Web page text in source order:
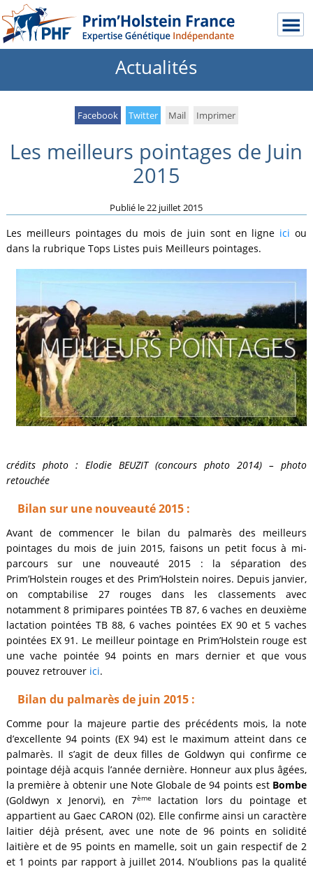
Actualités
Facebook Twitter Mail Imprimer
Les meilleurs pointages de Juin
2015
Publié le22 juillet 2015
Les meilleurs pointages du mois de juin sont en ligne ici ou
dans la rubrique Tops Listes puis Meilleurs pointages.
crédits photo : Elodie BEUZIT (concours photo 2014) – photo
retouchée
Bilan sur une nouveauté 2015 :
Avant de commencer le bilan du palmarès des meilleurs
pointages du mois de juin 2015, faisons un petit focus à mi-
parcours sur une nouveauté 2015 : la séparation des
Prim’Holstein rouges et des Prim’Holstein noires. Depuis janvier,
on comptabilise 27 rouges dans les classements avec
notamment 8 primipares pointées TB 87, 6 vaches en deuxième
lactation pointées TB 88, 6 vaches pointées EX 90 et 5 vaches
pointées EX 91. Le meilleur pointage en Prim’Holstein rouge est
une vache pointée 94 points en mars dernier et que vous
pouvez retrouver ici.
Bilan du palmarès de juin 2015 :
Comme pour la majeure partie des précédents mois, la note
d’excellente 94 points (EX 94) est le maximum atteint dans ce
palmarès. Il s’agit de deux filles de Goldwyn qui confirme ce
pointage déjà acquis l’année dernière. Honneur aux plus âgées,
la première à obtenir une Note Globale de 94 points est Bombe
(Goldwyn x Jenorvi), en 7ème
lactation lors du pointage et
appartient au Gaec CARON (02). Elle confirme ainsi un caractère
laitier déjà présent, avec une note de 96 points en solidité
laitière et de 95 points en mamelle, soit un gain respectif de 2
et 1 points par rapport à juillet 2014. N’oublions pas la qualité